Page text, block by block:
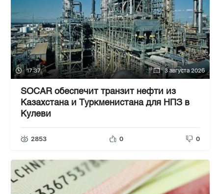
17:37 3 августа 2026
SOCAR обеспечит транзит нефти из
Казахстана и Туркменистана для НПЗ в
Кулеви
2853 0 0